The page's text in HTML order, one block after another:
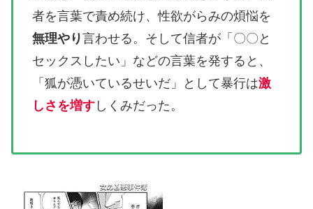
者を言葉で責め続け、性欲がらみの煩悩を
無理やり言わせる。そして信者が「〇〇と
セックスしたい」などの言葉を発すると、
「狐が憑いているせいだ」として暴行は激
しさを増す しくみだった。